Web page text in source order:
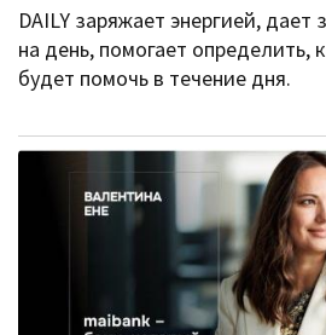
DAILY заряжает энергией, дает
на день, помогает определить,
будет помочь в течение дня.